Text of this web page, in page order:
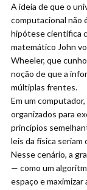
A ideia de que o
computacional não
hipótese científica
matemático John
Wheeler, que
noção de que a
múltiplas frentes.
Em um
organizados para
princípios
leis da física
Nesse cenário, a
— como um
espaço e maximizar